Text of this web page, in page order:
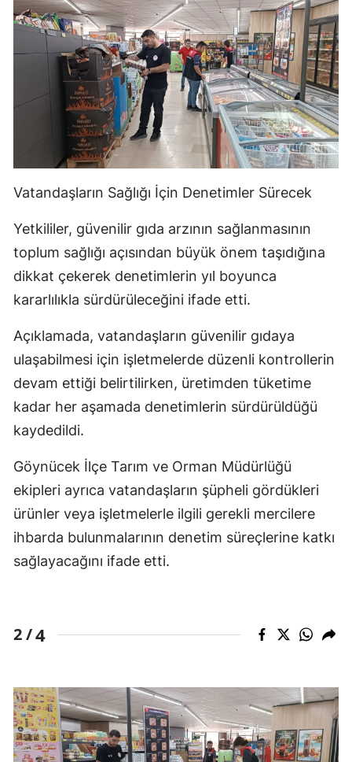
Vatandaşların Sağlığı İçin Denetimler Sürecek
Yetkililer, güvenilir gıda arzının sağlanmasının
toplum sağlığı açısından büyük önem taşıdığına
dikkat çekerek denetimlerin yıl boyunca
kararlılıkla sürdürüleceğini ifade etti.
Açıklamada, vatandaşların güvenilir gıdaya
ulaşabilmesi için işletmelerde düzenli kontrollerin
devam ettiği belirtilirken, üretimden tüketime
kadar her aşamada denetimlerin sürdürüldüğü
kaydedildi.
Göynücek İlçe Tarım ve Orman Müdürlüğü
ekipleri ayrıca vatandaşların şüpheli gördükleri
ürünler veya işletmelerle ilgili gerekli mercilere
ihbarda bulunmalarının denetim süreçlerine katkı
sağlayacağını ifade etti.
2 /4